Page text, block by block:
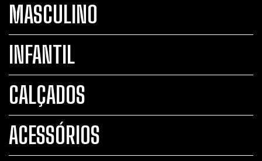
MASCULINO
INFANTIL
CALÇADOS
ACESSÓRIOS